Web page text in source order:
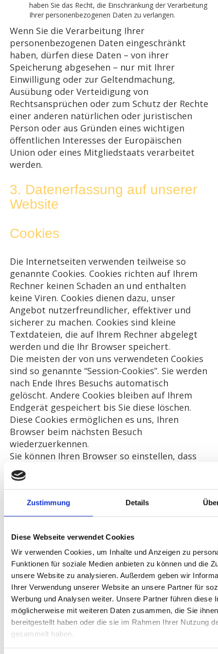
Zustimmung Details
Diese Webseite verwendet Cookies
Wir verwenden Cookies, um Inhalte und Anzeigen zu
Funktionen für soziale Medien anbieten zu können und die
unsere Website zu analysieren. Außerdem geben wir
Ihrer Verwendung unserer Website an unsere Partner für
Werbung und Analysen weiter. Unsere Partner führen diese
möglicherweise mit weiteren Daten zusammen, die Sie ihnen
bereitgestellt haben oder die sie im Rahmen Ihrer Nutzung
gesammelt haben.
haben Sie das Recht, die Einschränkung der Verarbeitung
Ihrer personenbezogenen Daten zu verlangen.
Wenn Sie die Verarbeitung Ihrer
personenbezogenen Daten eingeschränkt
haben, dürfen diese Daten – von ihrer
Speicherung abgesehen – nur mit Ihrer
Einwilligung oder zur Geltendmachung,
Ausübung oder Verteidigung von
Rechtsansprüchen oder zum Schutz der Rechte
einer anderen natürlichen oder juristischen
Person oder aus Gründen eines wichtigen
öffentlichen Interesses der Europäischen
Union oder eines Mitgliedstaats verarbeitet
werden.
3. Datenerfassung auf unserer
Website
Cookies
Die Internetseiten verwenden teilweise so
genannte Cookies. Cookies richten auf Ihrem
Rechner keinen Schaden an und enthalten
keine Viren. Cookies dienen dazu, unser
Angebot nutzerfreundlicher, effektiver und
sicherer zu machen. Cookies sind kleine
Textdateien, die auf Ihrem Rechner abgelegt
werden und die Ihr Browser speichert.
Die meisten der von uns verwendeten Cookies
sind so genannte “Session-Cookies”. Sie werden
nach Ende Ihres Besuchs automatisch
gelöscht. Andere Cookies bleiben auf Ihrem
Endgerät gespeichert bis Sie diese löschen.
Diese Cookies ermöglichen es uns, Ihren
Browser beim nächsten Besuch
wiederzuerkennen.
Sie können Ihren Browser so einstellen, dass
Sie über das Setzen von Cookies informiert
werden und Cookies nur im Einzelfall erlauben,
die Annahme von Cookies für bestimmte Fälle
oder generell ausschließen sowie das
automatische Löschen der Cookies beim
Deaktivierung von Cookies kann die
Funktionalität dieser Website eingeschränkt
sein.
Cookies, die zur Durchführung des
elektronischen Kommunikationsvorgangs oder
zur Bereitstellung bestimmter, von Ihnen
erwünschter Funktionen (z.B.
Warenkorbfunktion) erforderlich sind, werden
auf Grundlage von Art. 6 Abs. 1 lit. f DSGVO